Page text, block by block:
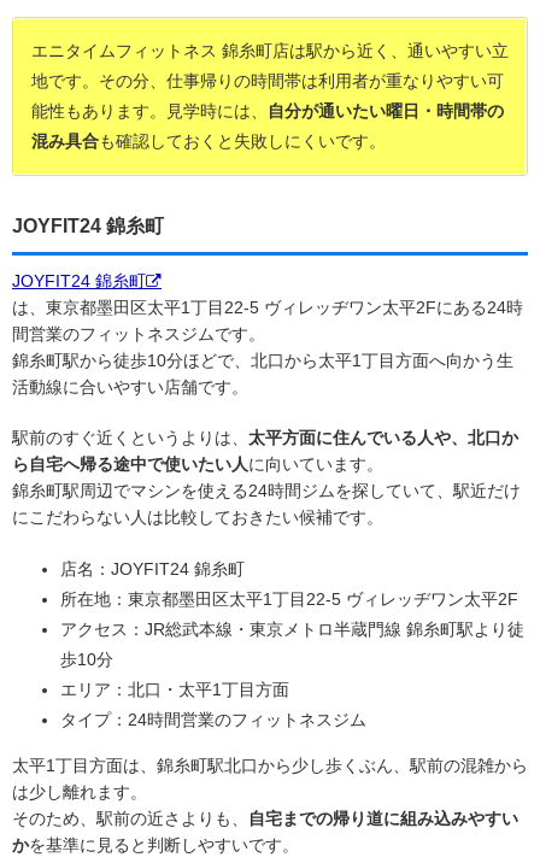
エニタイムフィットネス 錦糸町店は駅から近く、通いやすい立
地です。その分、仕事帰りの時間帯は利用者が重なりやすい可
能性もあります。見学時には、
自分が通いたい曜日・時間帯の
混み具合も確認しておくと失敗しにくいです。
JOYFIT24 錦糸町
JOYFIT24 錦糸町
は、東京都墨田区太平1丁目22-5 ヴィレッヂワン太平2Fにある24時
間営業のフィットネスジムです。
錦糸町駅から徒歩10分ほどで、北口から太平1丁目方面へ向かう生
活動線に合いやすい店舗です。
駅前のすぐ近くというよりは、 太平方面に住んでいる人や、北口か
ら自宅へ帰る途中で使いたい人に向いています。
錦糸町駅周辺でマシンを使える24時間ジムを探していて、駅近だけ
にこだわらない人は比較しておきたい候補です。
店名：JOYFIT24 錦糸町
所在地：東京都墨田区太平1丁目22-5 ヴィレッヂワン太平2F
アクセス：JR総武本線・東京メトロ半蔵門線 錦糸町駅より徒
歩10分
エリア：北口・太平1丁目方面
タイプ：24時間営業のフィットネスジム
太平1丁目方面は、錦糸町駅北口から少し歩くぶん、駅前の混雑から
は少し離れます。
そのため、駅前の近さよりも、
自宅までの帰り道に組み込みやすい
かを基準に見ると判断しやすいです。